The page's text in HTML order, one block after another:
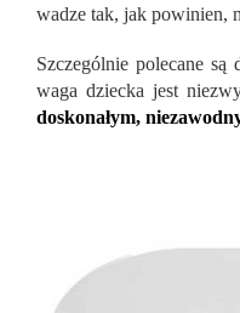
wadze tak, jak powinien,
Szczególnie polecane
waga dziecka jest
doskonałym,